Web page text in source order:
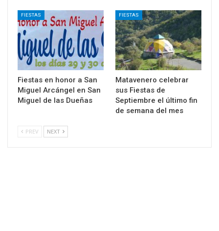
FIESTAS
Fiestas en honor a San
Miguel Arcángel en San
Miguel de las Dueñas
FIESTAS
Matavenero celebrar
sus Fiestas de
Septiembre el último fin
de semana del mes
PREV NEXT